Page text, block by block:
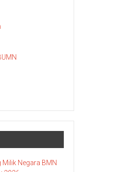
Negara BMN